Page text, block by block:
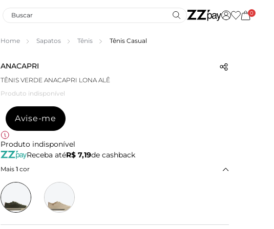
0
Home Sapatos Tênis Tênis Casual
ANACAPRI
TÊNIS VERDE ANACAPRI LONA ALÊ
Produto indisponível
Avise-me
Produto indisponível
Receba atéR$ 7,19de cashback
Mais 1 cor